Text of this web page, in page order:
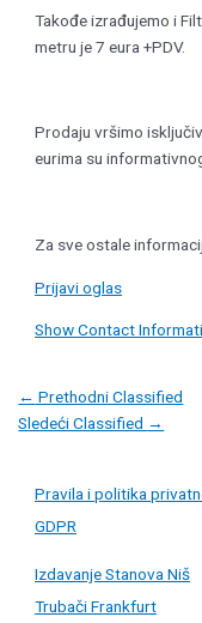
Takođe izrađujemo i
metru je 7 eura +PDV.
Prodaju vršimo
eurima su
Za sve ostale
Prijavi oglas
Show Contact
Post
navigation
← Prethodni Classified
Sledeći Classified →
Pravila i politika
GDPR
Izdavanje Stanova Niš
Trubači Frankfurt